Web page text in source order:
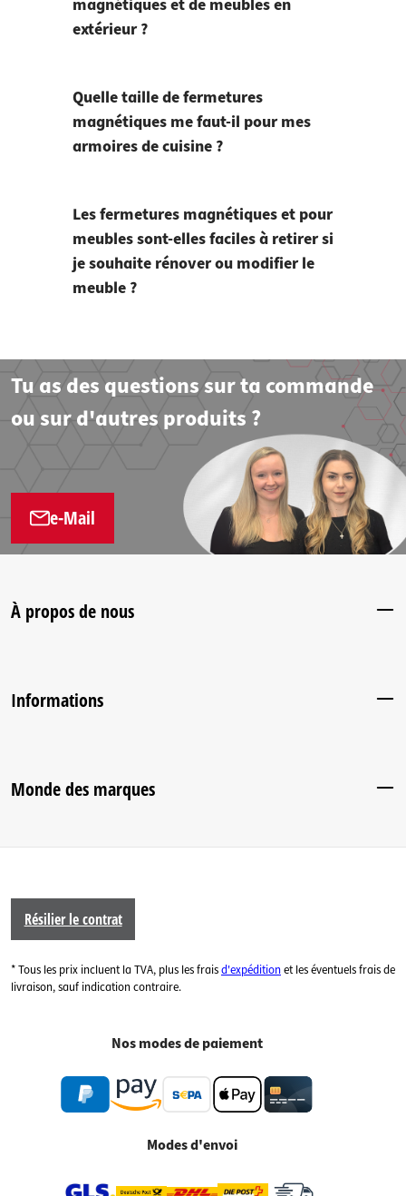
magnétiques et de meubles en
extérieur ?
Quelle taille de fermetures
magnétiques me faut-il pour mes
armoires de cuisine ?
Les fermetures magnétiques et pour
meubles sont-elles faciles à retirer si
je souhaite rénover ou modifier le
meuble ?
Tu as des questions sur ta commande
ou sur d'autres produits ?
e-Mail
À propos de nous
Informations
Monde des marques
Résilier le contrat
* Tous les prix incluent la TVA, plus les fraisd'expéditionet les éventuels frais de
livraison, sauf indication contraire.
Nos modes de paiement
Modes d'envoi